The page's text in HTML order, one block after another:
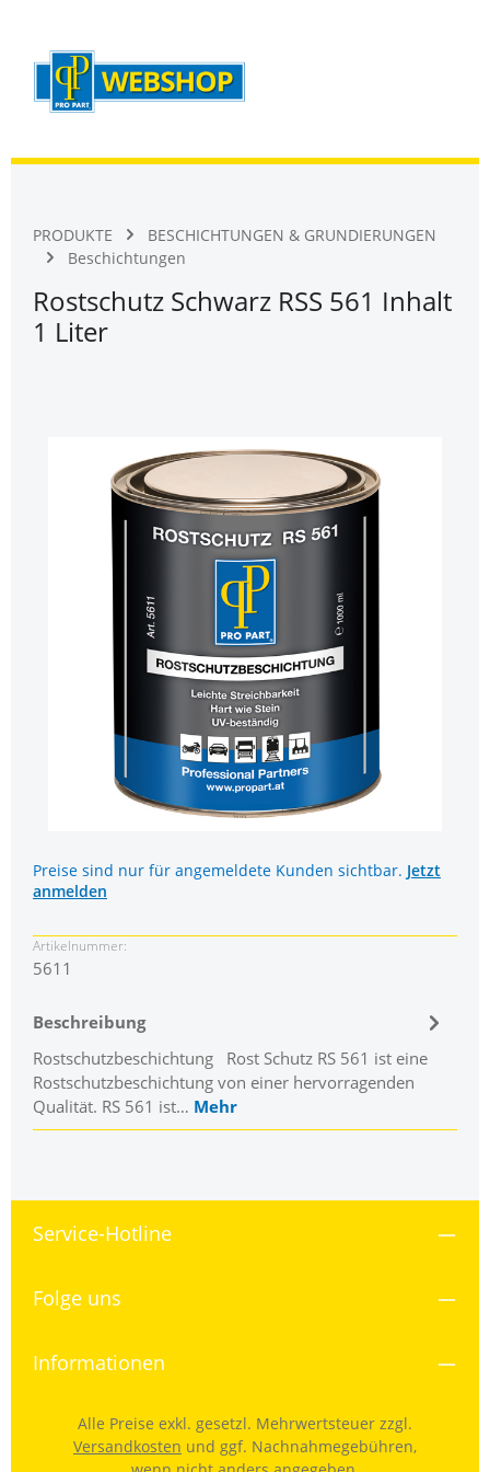
PRODUKTE
BESCHICHTUNGEN & GRUNDIERUNGEN
Beschichtungen
Rostschutz Schwarz RSS 561 Inhalt
1 Liter
Bildergalerie überspringen
Preise sind nur für angemeldete Kunden sichtbar. Jetzt
anmelden
Artikelnummer:
5611
Beschreibung
Rostschutzbeschichtung Rost Schutz RS 561 ist eine
Rostschutzbeschichtung von einer hervorragenden
Qualität. RS 561 ist… Mehr
Service-Hotline
Folge uns
Informationen
Alle Preise exkl. gesetzl. Mehrwertsteuer zzgl.
Versandkosten und ggf. Nachnahmegebühren,